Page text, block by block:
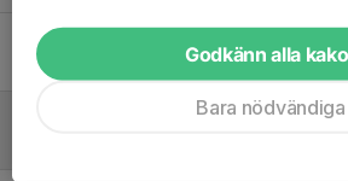
Björnvallsdagen och
0
Stötta föreningen - köp
Godkänn alla
Bara nödvändiga